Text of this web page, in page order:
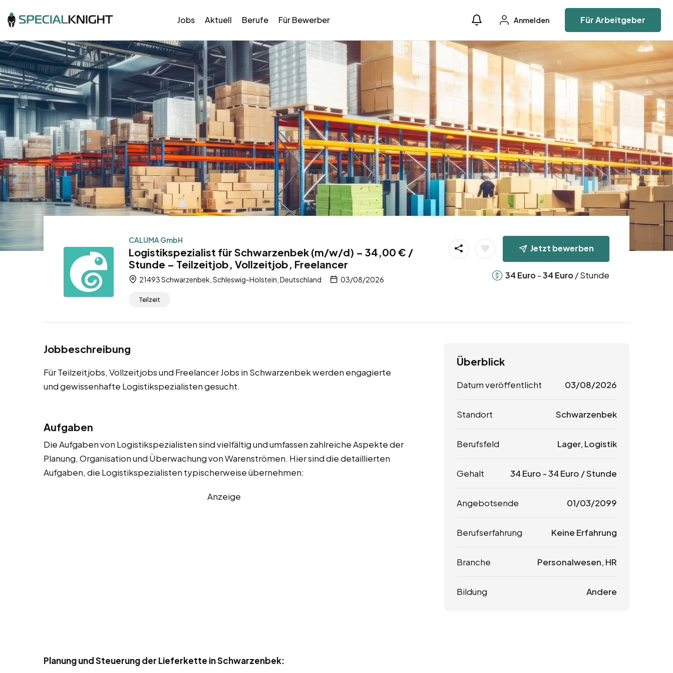
Jobs Aktuell Berufe Für Bewerber Anmelden Für Arbeitgeber
CALUMA GmbH
Logistikspezialist für Schwarzenbek (m/w/d) – 34,00 € /
Stunde – Teilzeitjob, Vollzeitjob, Freelancer
21493 Schwarzenbek, Schleswig-Holstein, Deutschland 03/08/2026
Teilzeit
Jetzt bewerben
34 Euro -34 Euro / Stunde
Jobbeschreibung
Für Teilzeitjobs, Vollzeitjobs und Freelancer Jobs in Schwarzenbek werden engagierte
und gewissenhafte Logistikspezialisten gesucht.
Aufgaben
Die Aufgaben von Logistikspezialisten sind vielfältig und umfassen zahlreiche Aspekte der
Planung, Organisation und Überwachung von Warenströmen. Hier sind die detaillierten
Aufgaben, die Logistikspezialisten typischerweise übernehmen:
Anzeige
Planung und Steuerung der Lieferkette in Schwarzenbek:
Überblick
Datum veröffentlicht 03/08/2026
Standort Schwarzenbek
Berufsfeld Lager, Logistik
Gehalt 34 Euro -34 Euro / Stunde
Angebotsende 01/03/2099
Berufserfahrung Keine Erfahrung
Branche Personalwesen, HR
Bildung Andere